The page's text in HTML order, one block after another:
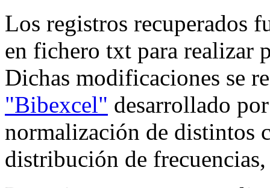
Los registros recuperados
en fichero txt para realizar
Dichas modificaciones se
"Bibexcel" desarrollado
normalización de distintos
distribución de